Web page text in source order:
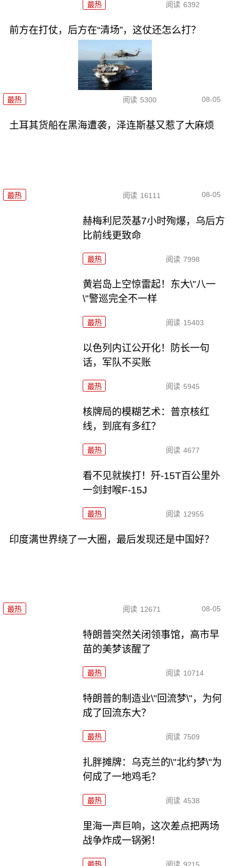
最热 阅读 6392
前方在打仗，后方在“清场”，这仗还怎么打？
最热 阅读 5300 08-05
土耳其货船在黑海遭袭，泽连斯基又惹了大麻烦
最热 阅读 16111 08-05
赫梅利尼茨基7小时殉爆，乌后方
比前线更致命
最热 阅读 7998
黄岩岛上空惊雷起！东大\"八一
\"警巡完全不一样
最热 阅读 15403
以色列内讧公开化！防长一句
话，军队不买账
最热 阅读 5945
核牌局的模糊艺术：普京核红
线，到底有多红？
最热 阅读 4677
看不见就挨打！歼-15T百公里外
一剑封喉F-15J
最热 阅读 12955
印度满世界绕了一大圈，最后发现还是中国好？
最热 阅读 12671 08-05
特朗普突然关闭领事馆，高市早
苗的美梦该醒了
最热 阅读 10714
特朗普的制造业\"回流梦\"，为何
成了回流东大？
最热 阅读 7509
扎胖摊牌：乌克兰的\"北约梦\"为
何成了一地鸡毛？
最热 阅读 4538
里海一声巨响，这次差点把两场
战争炸成一锅粥！